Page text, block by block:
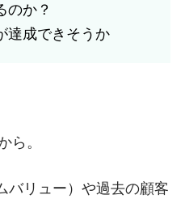
のか？
達成できそうか
ら。
バリュー）や過去の顧客